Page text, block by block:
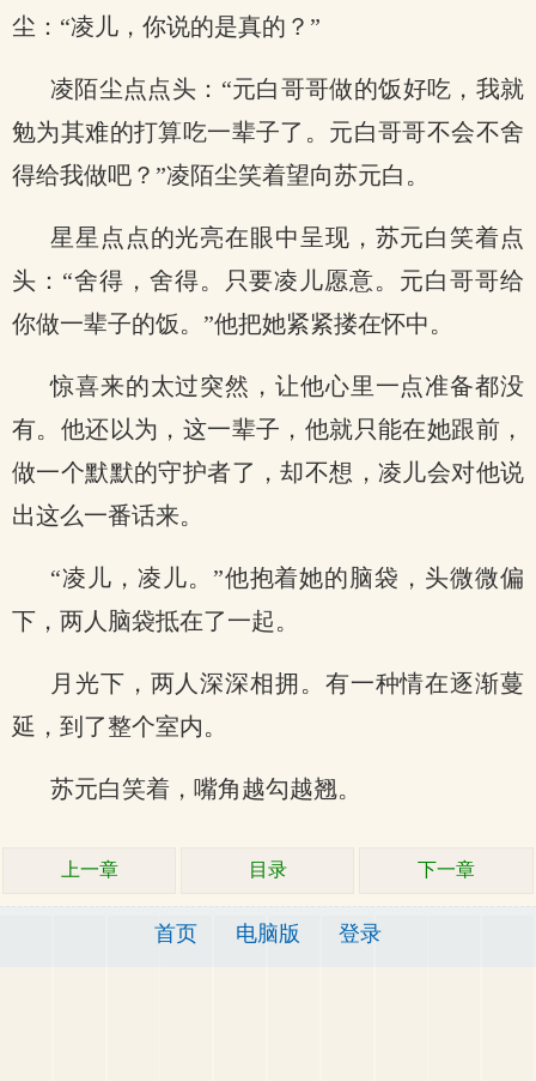
尘：“凌儿，你说的是真的？”
凌陌尘点点头：“元白哥哥做的饭好吃，我就
勉为其难的打算吃一辈子了。元白哥哥不会不舍
得给我做吧？”凌陌尘笑着望向苏元白。
星星点点的光亮在眼中呈现，苏元白笑着点
头：“舍得，舍得。只要凌儿愿意。元白哥哥给
你做一辈子的饭。”他把她紧紧搂在怀中。
惊喜来的太过突然，让他心里一点准备都没
有。他还以为，这一辈子，他就只能在她跟前，
做一个默默的守护者了，却不想，凌儿会对他说
出这么一番话来。
“凌儿，凌儿。”他抱着她的脑袋，头微微偏
下，两人脑袋抵在了一起。
月光下，两人深深相拥。有一种情在逐渐蔓
延，到了整个室内。
苏元白笑着，嘴角越勾越翘。
上一章 目录 下一章
首页 电脑版 登录